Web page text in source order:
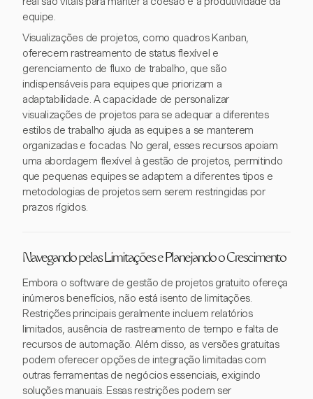
equipe.
Visualizações de projetos, como quadros Kanban,
oferecem rastreamento de status flexível e
gerenciamento de fluxo de trabalho, que são
indispensáveis para equipes que priorizam a
adaptabilidade. A capacidade de personalizar
visualizações de projetos para se adequar a diferentes
estilos de trabalho ajuda as equipes a se manterem
organizadas e focadas. No geral, esses recursos apoiam
uma abordagem flexível à gestão de projetos, permitindo
que pequenas equipes se adaptem a diferentes tipos e
metodologias de projetos sem serem restringidas por
prazos rígidos.
Navegando pelas Limitações e Planejando o Crescimento
Embora o software de gestão de projetos gratuito ofereça
inúmeros benefícios, não está isento de limitações.
Restrições principais geralmente incluem relatórios
limitados, ausência de rastreamento de tempo e falta de
recursos de automação. Além disso, as versões gratuitas
podem oferecer opções de integração limitadas com
outras ferramentas de negócios essenciais, exigindo
soluções manuais. Essas restrições podem ser